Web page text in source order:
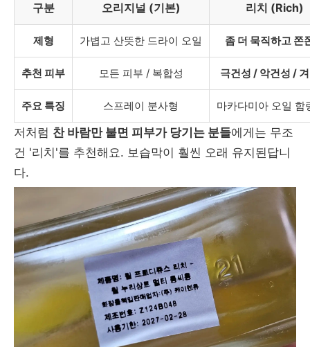
구분 오리지널 (기본) 리치 (Rich)
제형 가볍고 산뜻한 드라이 오일 좀 더 묵직하고 쫀
추천 피부 모든 피부 / 복합성 극건성 / 악건성 /
주요 특징 스프레이 분사형 마카다미아 오일 함
저처럼 찬 바람만 불면 피부가 당기는 분들에게는 무조
건 '리치'를 추천해요. 보습막이 훨씬 오래 유지된답니
다.